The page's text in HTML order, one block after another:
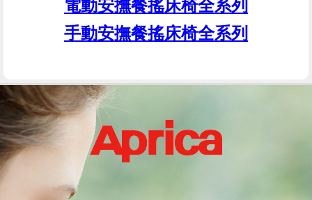
電動安撫餐搖床椅全系列
手動安撫餐搖床椅全系列